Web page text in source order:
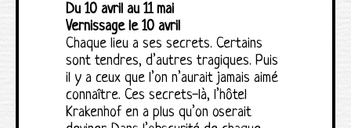
Du 10 avril au 11 mai
Vernissage le 10 avril
Chaque lieu a ses secrets. Certains
sont tendres, d’autres tragiques. Puis
il y a ceux que l’on n’aurait jamais aimé
connaître. Ces secrets-là, l’hôtel
Krakenhof en a plus qu’on oserait